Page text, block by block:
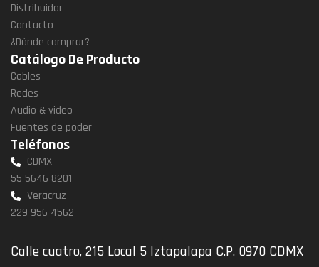
Distribuidor
Contacto
¿Dónde comprar?
Catálogo De Producto
Cables
Redes
Audio & video
Fuentes de poder
Teléfonos
CDMX
55 5646 8201
Veracruz
229 956 4562
Calle cuatro, 215 Local 5 Iztapalapa C.P. 0970 CDMX